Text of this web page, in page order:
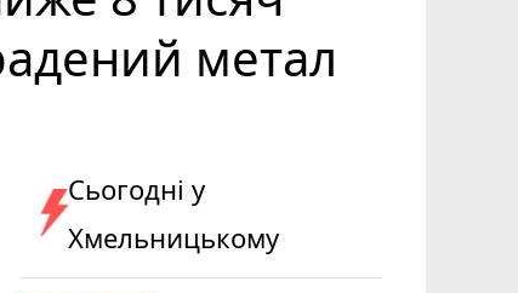
метал
Сьогодні у
Хмельницькому